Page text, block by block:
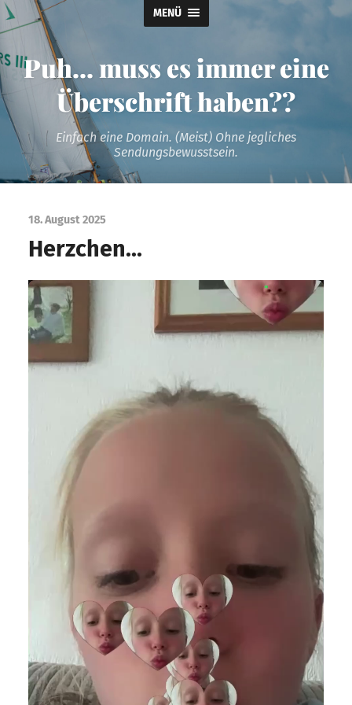
MENÜ
Puh... muss es immer eine
Überschrift haben??
Einfach eine Domain. (Meist) Ohne jegliches
Sendungsbewusstsein.
18. August 2025
Herzchen…